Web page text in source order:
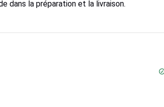
dans la préparation et la livraison.